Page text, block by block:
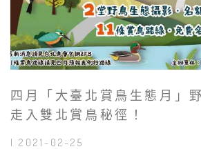
四月「大臺北賞鳥生態月」
走入雙北賞鳥秘徑！
| 2021-02-25